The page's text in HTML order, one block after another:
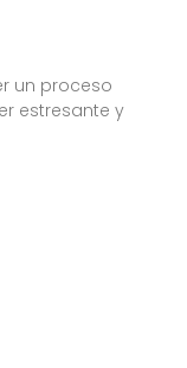
un proceso
estresante y